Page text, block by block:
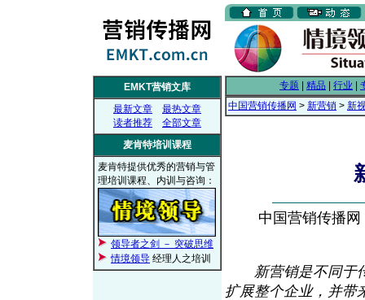
EMKT营销文库
最新文章
最热文章
读者推荐
全部文章
麦肯特培训课程
麦肯特提供优秀的营销与管
理培训课程、内训与咨询：
领导者之剑 － 突破思维
情境领导 经理人之培训
专题 精品 行业
中国营销传播网 > 新营销 > 新
中国营销传播
新营销是不同于
扩展整个企业，并带